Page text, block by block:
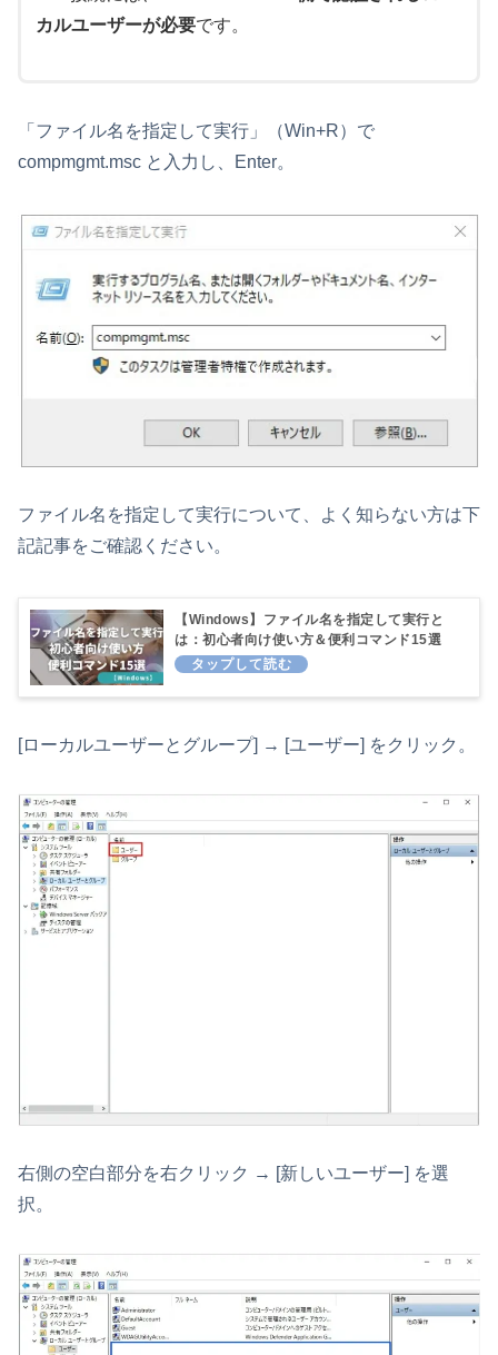
カルユーザーが必要です。
「ファイル名を指定して実行」（Win+R）で
compmgmt.msc と入力し、Enter。
ファイル名を指定して実行について、よく知らない方は下
記記事をご確認ください。
【Windows】ファイル名を指定して実行と
は：初心者向け使い方＆便利コマンド15選
[ローカルユーザーとグループ] → [ユーザー] をクリック。
右側の空白部分を右クリック → [新しいユーザー] を選
択。